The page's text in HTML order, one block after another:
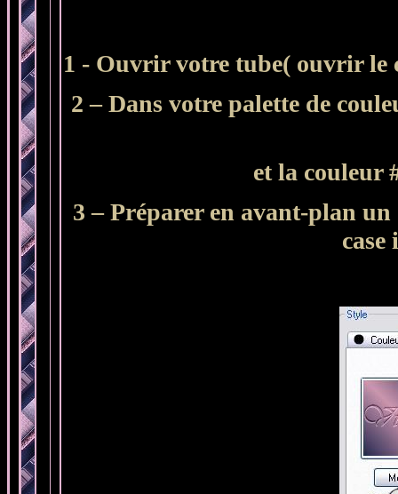
1 - Ouvrir votre tube( ouvrir
2 – Dans votre palette de
et la couleur
3 – Préparer en avant-plan
case